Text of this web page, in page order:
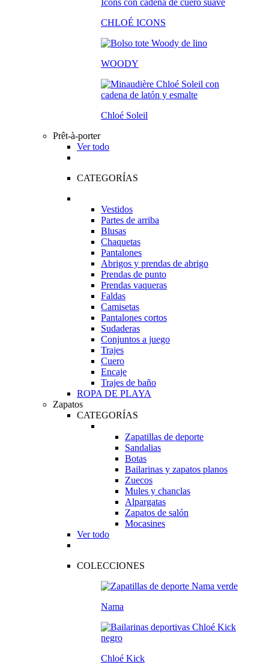
CHLOÉ ICONS
WOODY
Chloé Soleil
Prêt-à-porter
Ver todo
CATEGORÍAS
Vestidos
Partes de arriba
Blusas
Chaquetas
Pantalones
Abrigos y prendas de abrigo
Prendas de punto
Prendas vaqueras
Faldas
Camisetas
Pantalones cortos
Sudaderas
Conjuntos a juego
Trajes
Cuero
Encaje
Trajes de baño
ROPA DE PLAYA
Zapatos
CATEGORÍAS
Zapatillas de deporte
Sandalias
Botas
Bailarinas y zapatos planos
Zuecos
Mules y chanclas
Alpargatas
Zapatos de salón
Mocasines
Ver todo
COLECCIONES
Nama
Chloé Kick